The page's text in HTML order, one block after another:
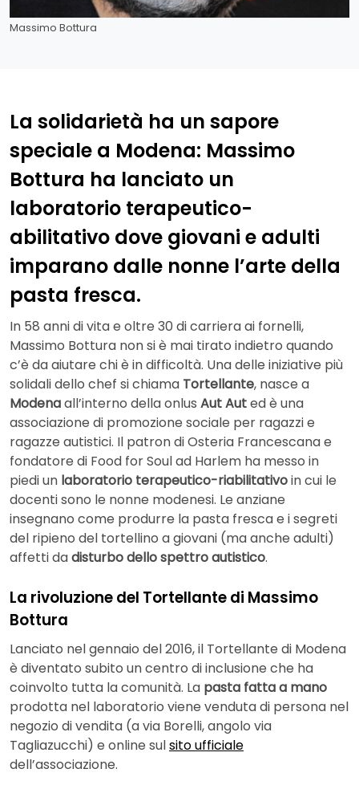
Massimo Bottura
La solidarietà ha un sapore
speciale a Modena: Massimo
Bottura ha lanciato un
laboratorio terapeutico-
abilitativo dove giovani e adulti
imparano dalle nonne l’arte della
pasta fresca.
In 58 anni di vita e oltre 30 di carriera ai fornelli,
Massimo Bottura non si è mai tirato indietro quando
c’è da aiutare chi è in difficoltà. Una delle iniziative più
solidali dello chef si chiama Tortellante, nasce a
Modenaall’interno della onlus Aut Auted è una
associazione di promozione sociale per ragazzi e
ragazze autistici. Il patron di Osteria Francescana e
fondatore di Food for Soul ad Harlem ha messo in
piedi un laboratorio terapeutico-riabilitativoin cui le
docenti sono le nonne modenesi. Le anziane
insegnano come produrre la pasta fresca e i segreti
del ripieno del tortellino a giovani (ma anche adulti)
affetti dadisturbo dello spettro autistico.
La rivoluzione del Tortellante di Massimo
Bottura
Lanciato nel gennaio del 2016, il Tortellante di Modena
è diventato subito un centro di inclusione che ha
coinvolto tutta la comunità. La pasta fatta a mano
prodotta nel laboratorio viene venduta di persona nel
negozio di vendita (a via Borelli, angolo via
Tagliazucchi) e online sulsito ufficiale
dell’associazione.